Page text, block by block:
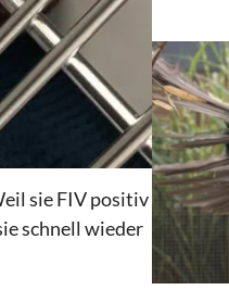
sie FIV positiv
schnell wieder